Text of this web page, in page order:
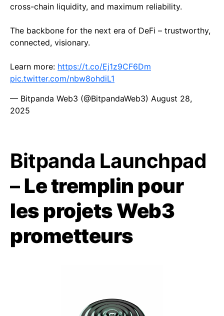
cross-chain liquidity, and maximum reliability.
The backbone for the next era of DeFi – trustworthy,
connected, visionary.
Learn more: https://t.co/Ej1z9CF6Dm
pic.twitter.com/nbw8ohdiL1
— Bitpanda Web3 (@BitpandaWeb3) August 28,
2025
Bitpanda Launchpad
–Le tremplin pour
les projets Web3
prometteurs